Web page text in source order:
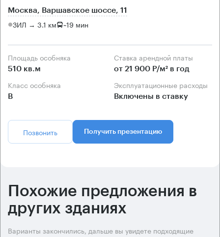
Москва, Варшавское шоссе, 11
ЗИЛ → 3.1 км ~19 мин
Площадь особняка
510 кв.м
Ставка арендной платы
от 21 900 Р/м² в год
Класс особняка
B
Эксплуатационные расходы
Включены в ставку
Позвонить Получить презентацию
Похожие предложения в
других зданиях
Варианты закончились, дальше вы увидете подходящие